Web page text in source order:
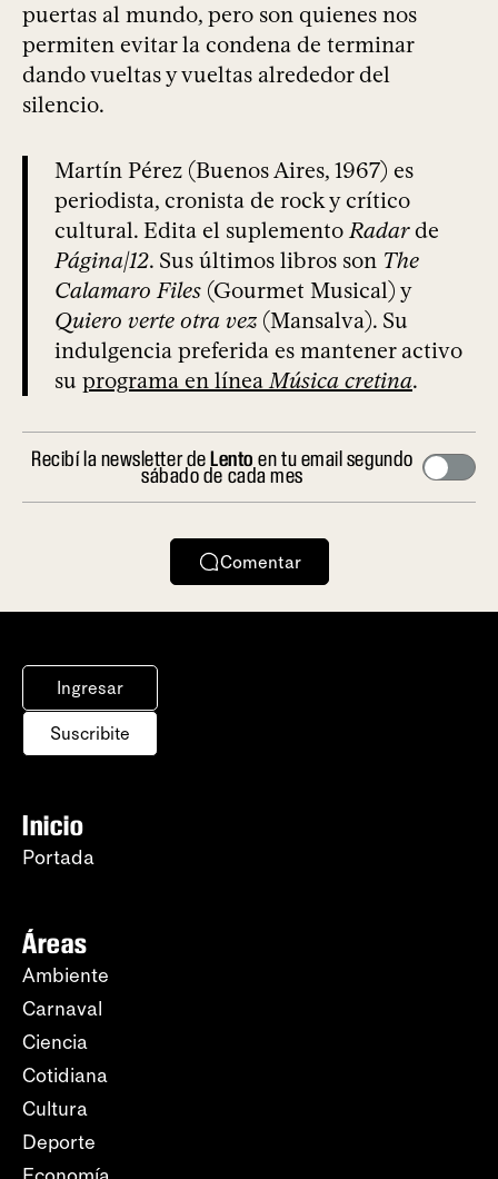
puertas al mundo, pero son quienes nos
permiten evitar la condena de terminar
dando vueltas y vueltas alrededor del
silencio.
Martín Pérez (Buenos Aires, 1967) es
periodista, cronista de rock y crítico
cultural. Edita el suplementoRadarde
Página|12. Sus últimos libros son The
Calamaro Files (Gourmet Musical) y
Quiero verte otra vez (Mansalva). Su
indulgencia preferida es mantener activo
su programa en líneaMúsica cretina.
Recibí la newsletter deLento en tu email segundo
sábado de cada mes
Comentar
Ingresar
Suscribite
Inicio
Portada
Áreas
Ambiente
Carnaval
Ciencia
Cotidiana
Cultura
Deporte